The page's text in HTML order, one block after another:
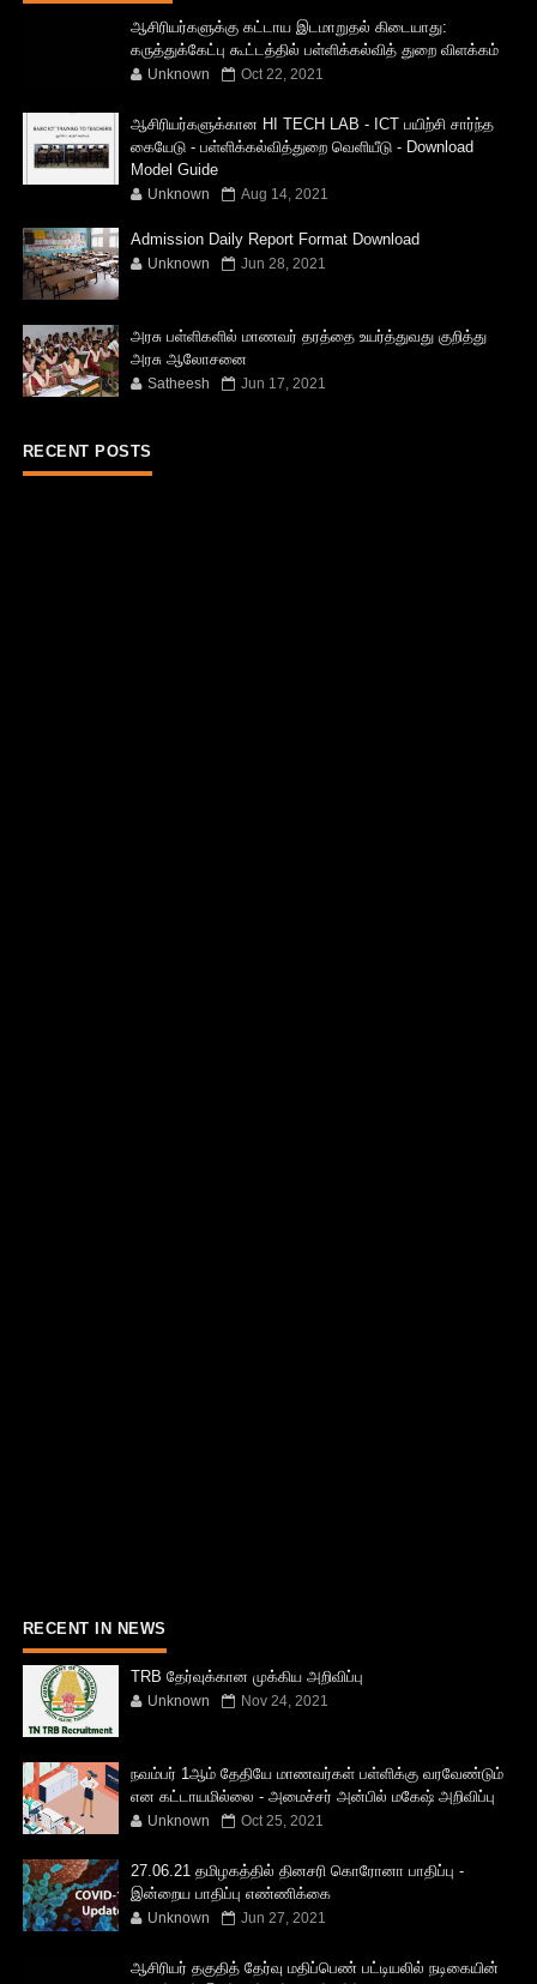
ஆசிரியர்களுக்கு கட்டாய இடமாறுதல் கிடையாது:
கருத்துக்கேட்பு கூட்டத்தில் பள்ளிக்கல்வித் துறை விளக்கம்
Unknown Oct 22, 2021
ஆசிரியர்களுக்கான HI TECH LAB - ICT பயிற்சி சார்ந்த
கையேடு - பள்ளிக்கல்வித்துறை வெளியீடு - Download
Model Guide
Unknown Aug 14, 2021
Admission Daily Report Format Download
Unknown Jun 28, 2021
அரசு பள்ளிகளில் மாணவர் தரத்தை உயர்த்துவது குறித்து
அரசு ஆலோசனை
Satheesh Jun 17, 2021
RECENT POSTS
RECENT IN NEWS
TRB தேர்வுக்கான முக்கிய அறிவிப்பு
Unknown Nov 24, 2021
நவம்பர் 1ஆம் தேதியே மாணவர்கள் பள்ளிக்கு வரவேண்டும்
என கட்டாயமில்லை - அமைச்சர் அன்பில் மகேஷ் அறிவிப்பு
Unknown Oct 25, 2021
27.06.21 தமிழகத்தில் தினசரி கொரோனா பாதிப்பு -
இன்றைய பாதிப்பு எண்ணிக்கை
Unknown Jun 27, 2021
ஆசிரியர் தகுதித் தேர்வு மதிப்பெண் பட்டியலில் நடிகையின்